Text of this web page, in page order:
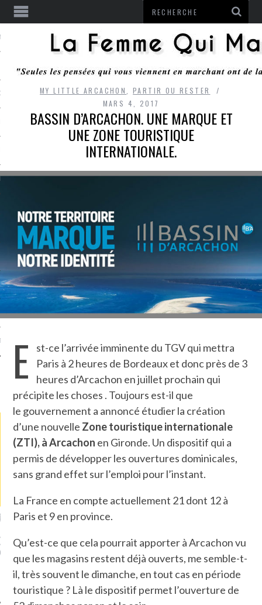
RESTER
MONROZIER
ARCACHON
LA PHOTO
FOURRÉ AUX
DANS LA HALLE
ET POURQUOI PAS
?
UNE MOUETTE SUR LA TÊTE
MY LITTLE ARCACHON ,PARTIR OU RESTER
MARS 4, 2017
BASSIN D’ARCACHON. UNE MARQUE ET
UNE ZONE TOURISTIQUE
INTERNATIONALE.
E
st-ce l’arrivée imminente du TGV qui mettra
Paris à 2 heures de Bordeaux et donc près de 3
heures d’Arcachon en juillet prochain qui
précipite les choses . Toujours est-il que
le gouvernement a annoncé étudier la création
d’une nouvelle Zone touristique internationale
(ZTI), à Arcachon en Gironde. Un dispositif qui a
permis de développer les ouvertures dominicales,
sans grand effet sur l’emploi pour l’instant.
La France en compte actuellement 21 dont 12 à
Paris et 9 en province.
Qu’est-ce que cela pourrait apporter à Arcachon vu
que les magasins restent déjà ouverts, me semble-t-
il, très souvent le dimanche, en tout cas en période
touristique ? Là le dispositif permet l’ouverture de